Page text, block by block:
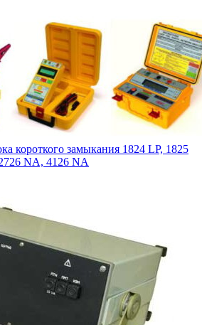
короткого замыкания 1824 LP, 1825
NA, 4126 NA